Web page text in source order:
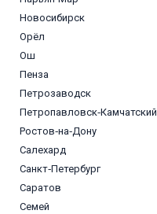
Новосибирск
Орёл
Ош
Пенза
Петрозаводск
Петропавловск‑Камчатский
Ростов‑на‑Дону
Салехард
Санкт‑Петербург
Саратов
Семей